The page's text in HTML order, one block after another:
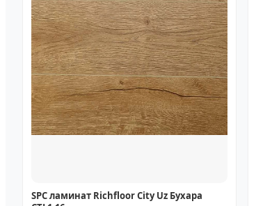
SPC ламинат Richfloor City Uz Бухара